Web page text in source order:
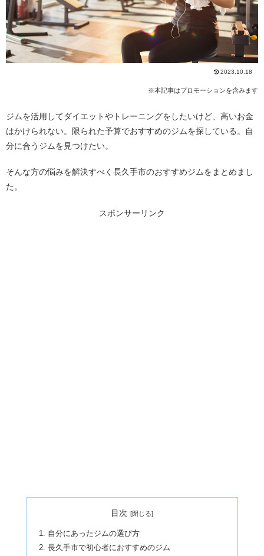
2023.10.18
※本記事はプロモーションを含みます
ジムを活用してダイエットやトレーニングをしたいけど、高いお金
はかけられない。限られた予算でおすすめのジムを探している。自
分に合うジムを見つけたい。
そんな方の悩みを解決すべく長久手市のおすすめジムをまとめまし
た。
スポンサーリンク
目次
自分にあったジムの選び方
長久手市で初心者におすすめのジム